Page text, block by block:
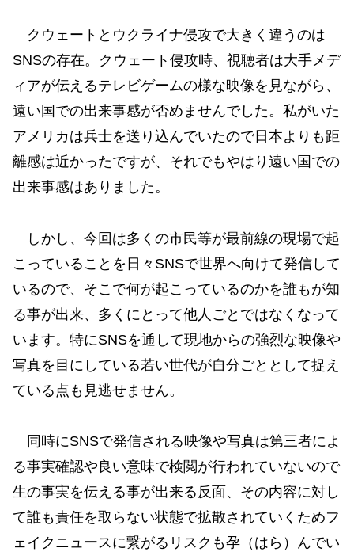
クウェートとウクライナ侵攻で大きく違うのは
SNSの存在。クウェート侵攻時、視聴者は大手メデ
ィアが伝えるテレビゲームの様な映像を見ながら、
遠い国での出来事感が否めませんでした。私がいた
アメリカは兵士を送り込んでいたので日本よりも距
離感は近かったですが、それでもやはり遠い国での
出来事感はありました。
しかし、今回は多くの市民等が最前線の現場で起
こっていることを日々SNSで世界へ向けて発信して
いるので、そこで何が起こっているのかを誰もが知
る事が出来、多くにとって他人ごとではなくなって
います。特にSNSを通して現地からの強烈な映像や
写真を目にしている若い世代が自分ごととして捉え
ている点も見逃せません。
同時にSNSで発信される映像や写真は第三者によ
る事実確認や良い意味で検閲が行われていないので
生の事実を伝える事が出来る反面、その内容に対し
て誰も責任を取らない状態で拡散されていくためフ
ェイクニュースに繋がるリスクも孕（はら）んでい